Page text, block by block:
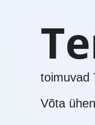
toimuvad
Võta